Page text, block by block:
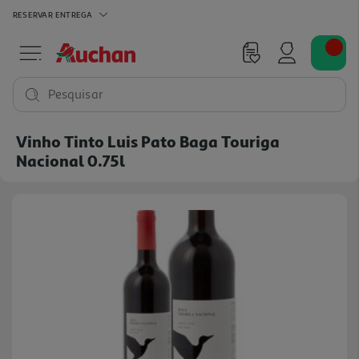
RESERVAR ENTREGA
Pesquisar
Vinho Tinto Luis Pato Baga Touriga
Nacional 0.75l